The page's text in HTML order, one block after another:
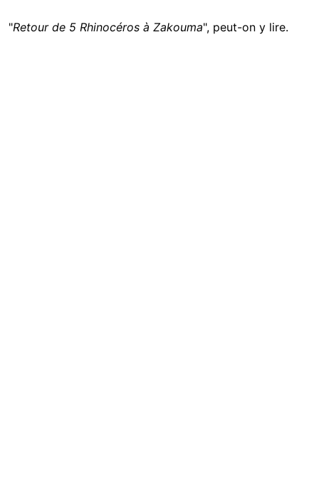
"Retour de 5 Rhinocéros à Zakouma", peut-on y lire.